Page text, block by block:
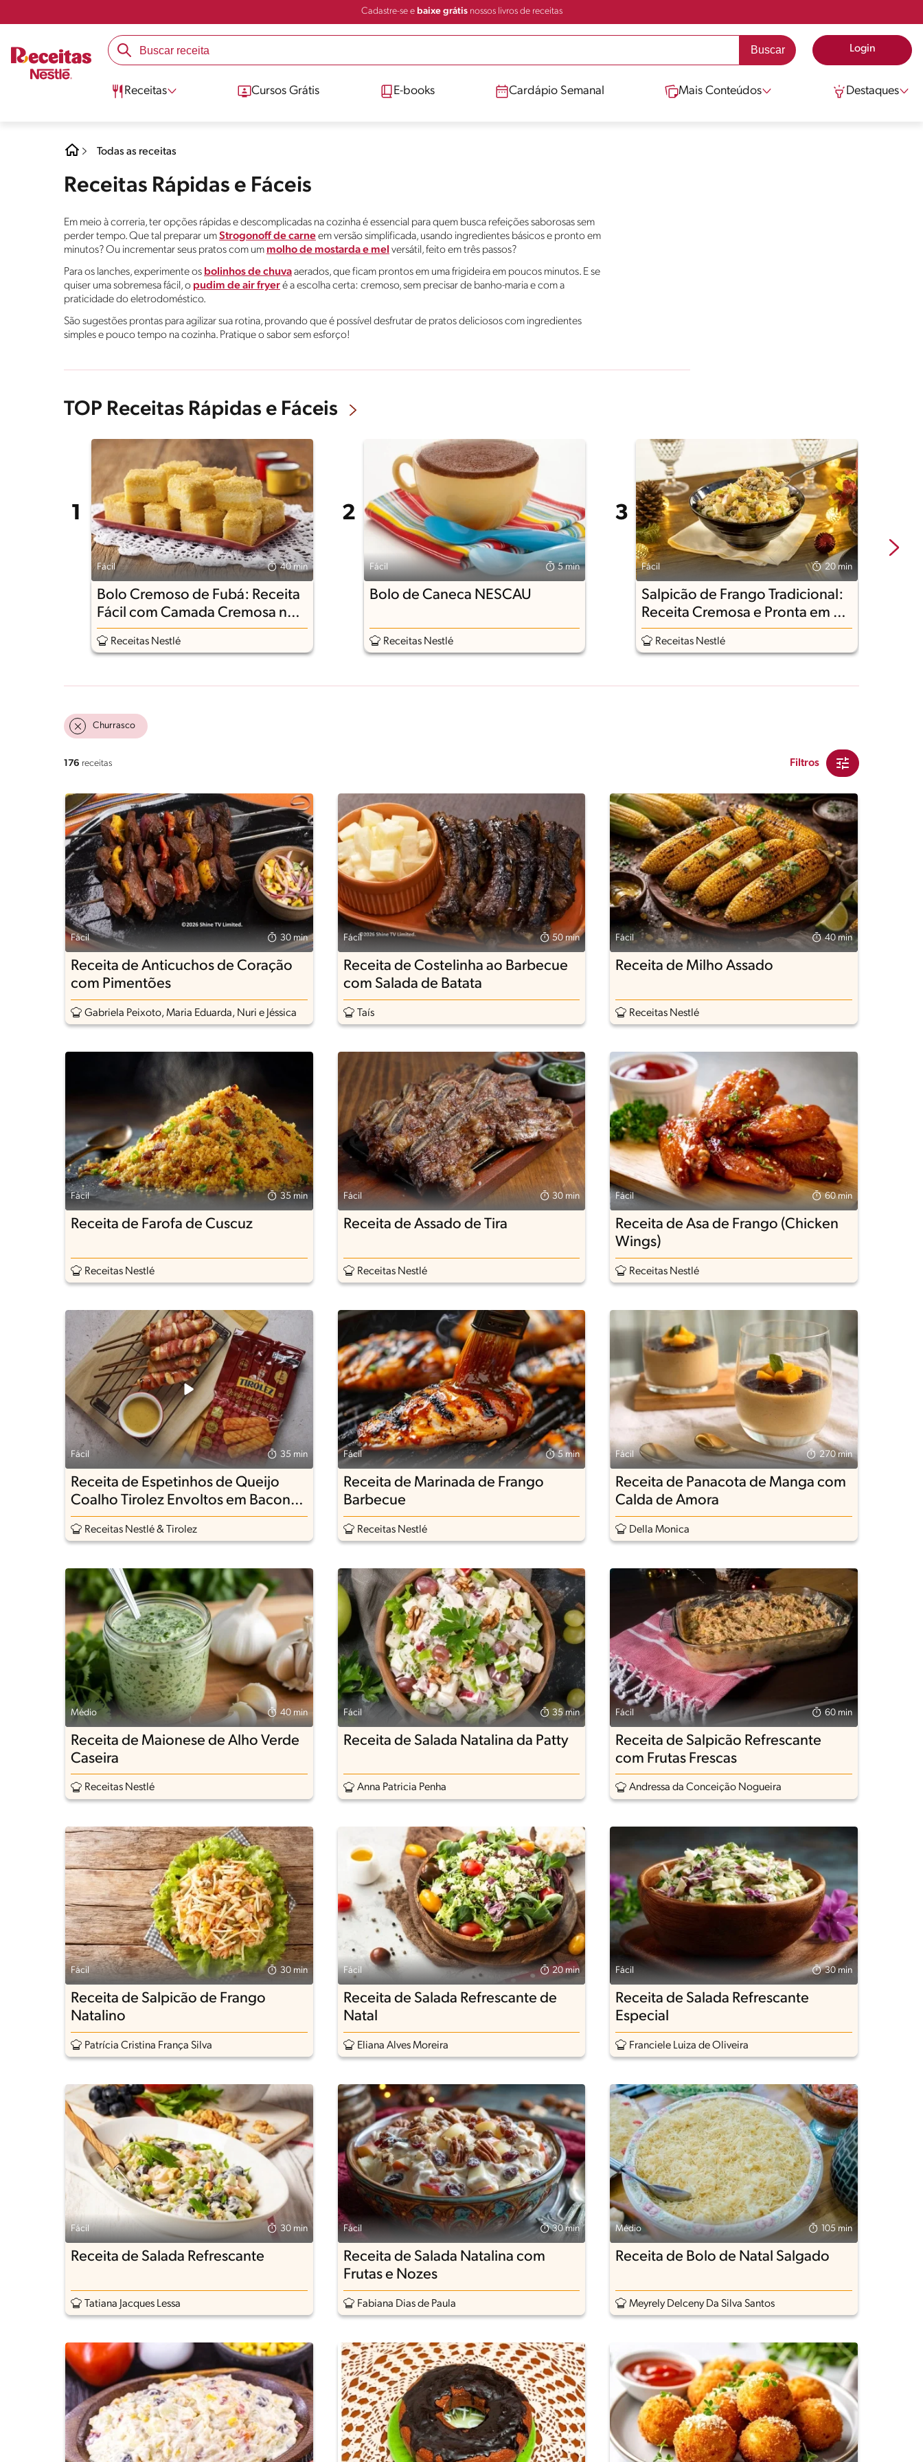
Cadastre-se e baixe grátisnossos livros de receitas
Login
Receitas Cursos Grátis E-books Cardápio Semanal Mais Conteúdos Destaques
Todas as receitas
Receitas Rápidas e Fáceis
Em meio à correria, ter opções rápidas e descomplicadas na cozinha é essencial para quem busca refeições saborosas sem
perder tempo. Que tal preparar umStrogonoff de carneem versão simplificada, usando ingredientes básicos e pronto em
minutos? Ou incrementar seus pratos com um molho de mostarda e mel versátil, feito em três passos?
Para os lanches, experimente os bolinhos de chuvaaerados, que ficam prontos em uma frigideira em poucos minutos. E se
quiser uma sobremesa fácil, o pudim de air fryeré a escolha certa: cremoso, sem precisar de banho-maria e com a
praticidade do eletrodoméstico.
São sugestões prontas para agilizar sua rotina, provando que é possível desfrutar de pratos deliciosos com ingredientes
simples e pouco tempo na cozinha. Pratique o sabor sem esforço!
TOP Receitas Rápidas e Fáceis
Fácil 40 min
Bolo Cremoso de Fubá: Receita
Fácil com Camada Cremosa no
Meio
Receitas Nestlé
Fácil 5 min
Bolo de Caneca NESCAU
Receitas Nestlé
Fácil 20 min
Salpicão de Frango Tradicional:
Receita Cremosa e Pronta em 20
Minutos
Receitas Nestlé
Churrasco
176 receitas Filtros
Fácil 30 min
Receita de Anticuchos de Coração
com Pimentões
Gabriela Peixoto, Maria Eduarda, Nuri e Jéssica
Fácil 50 min
Receita de Costelinha ao Barbecue
com Salada de Batata
Taís
Fácil 40 min
Receita de Milho Assado
Receitas Nestlé
Fácil 35 min
Receita de Farofa de Cuscuz
Receitas Nestlé
Fácil 30 min
Receita de Assado de Tira
Receitas Nestlé
Fácil 60 min
Receita de Asa de Frango (Chicken
Wings)
Receitas Nestlé
Fácil 35 min
Receita de Espetinhos de Queijo
Coalho Tirolez Envoltos em Bacon
com Molho de Mel e Mostarda
Receitas Nestlé & Tirolez
Fácil 5 min
Receita de Marinada de Frango
Barbecue
Receitas Nestlé
Fácil 270 min
Receita de Panacota de Manga com
Calda de Amora
Della Monica
Médio 40 min
Receita de Maionese de Alho Verde
Caseira
Receitas Nestlé
Fácil 35 min
Receita de Salada Natalina da Patty
Anna Patricia Penha
Fácil 60 min
Receita de Salpicão Refrescante
com Frutas Frescas
Andressa da Conceição Nogueira
Fácil 30 min
Receita de Salpicão de Frango
Natalino
Patrícia Cristina França Silva
Fácil 20 min
Receita de Salada Refrescante de
Natal
Eliana Alves Moreira
Fácil 30 min
Receita de Salada Refrescante
Especial
Franciele Luiza de Oliveira
Fácil 30 min
Receita de Salada Refrescante
Tatiana Jacques Lessa
Fácil 30 min
Receita de Salada Natalina com
Frutas e Nozes
Fabiana Dias de Paula
Médio 105 min
Receita de Bolo de Natal Salgado
Meyrely Delceny Da Silva Santos